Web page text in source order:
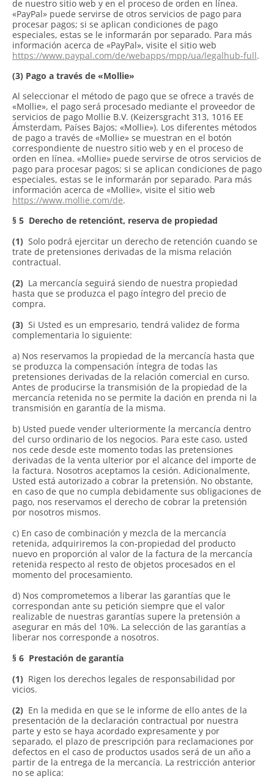
de nuestro sitio web y en el proceso de orden en línea.
«PayPal» puede servirse de otros servicios de pago para
procesar pagos; si se aplican condiciones de pago
especiales, estas se le informarán por separado. Para más
información acerca de «PayPal», visite el sitio web
https://www.paypal.com/de/webapps/mpp/ua/legalhub-full.
(3) Pago a través de «Mollie»
Al seleccionar el método de pago que se ofrece a través de
«Mollie», el pago será procesado mediante el proveedor de
servicios de pago Mollie B.V. (Keizersgracht 313, 1016 EE
Ámsterdam, Países Bajos; «Mollie»). Los diferentes métodos
de pago a través de «Mollie» se muestran en el botón
correspondiente de nuestro sitio web y en el proceso de
orden en línea. «Mollie» puede servirse de otros servicios de
pago para procesar pagos; si se aplican condiciones de pago
especiales, estas se le informarán por separado. Para más
información acerca de «Mollie», visite el sitio web
https://www.mollie.com/de.
§ 5 Derecho de retenciónt, reserva de propiedad
(1) Solo podrá ejercitar un derecho de retención cuando se
trate de pretensiones derivadas de la misma relación
contractual.
(2) La mercancía seguirá siendo de nuestra propiedad
hasta que se produzca el pago íntegro del precio de
compra.
(3) Si Usted es un empresario, tendrá validez de forma
complementaria lo siguiente:
a) Nos reservamos la propiedad de la mercancía hasta que
se produzca la compensación íntegra de todas las
pretensiones derivadas de la relación comercial en curso.
Antes de producirse la transmisión de la propiedad de la
mercancía retenida no se permite la dación en prenda ni la
transmisión en garantía de la misma.
b) Usted puede vender ulteriormente la mercancía dentro
del curso ordinario de los negocios. Para este caso, usted
nos cede desde este momento todas las pretensiones
derivadas de la venta ulterior por el alcance del importe de
la factura. Nosotros aceptamos la cesión. Adicionalmente,
Usted está autorizado a cobrar la pretensión. No obstante,
en caso de que no cumpla debidamente sus obligaciones de
pago, nos reservamos el derecho de cobrar la pretensión
por nosotros mismos.
c) En caso de combinación y mezcla de la mercancía
retenida, adquiriremos la con-propiedad del producto
nuevo en proporción al valor de la factura de la mercancía
retenida respecto al resto de objetos procesados en el
momento del procesamiento.
d) Nos comprometemos a liberar las garantías que le
correspondan ante su petición siempre que el valor
realizable de nuestras garantías supere la pretensión a
asegurar en más del 10%. La selección de las garantías a
liberar nos corresponde a nosotros.
§ 6 Prestación de garantía
(1) Rigen los derechos legales de responsabilidad por
vicios.
(2) En la medida en que se le informe de ello antes de la
presentación de la declaración contractual por nuestra
parte y esto se haya acordado expresamente y por
separado, el plazo de prescripción para reclamaciones por
defectos en el caso de productos usados será de un año a
partir de la entrega de la mercancía. La restricción anterior
no se aplica: